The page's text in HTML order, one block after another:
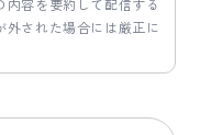
容を要約して配信する
外された場合には厳正に